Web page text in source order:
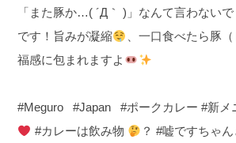
「また豚か…( ´Д｀ )」なんて言わない
です！旨みが凝縮
、一口食べたら豚
福感に包まれますよ
#Meguro #Japan #ポークカレー #新メ
#カレーは飲み物
？ #嘘ですちゃ